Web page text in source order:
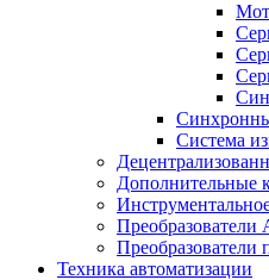
Система
Дополнительные
Преобразователи
Преобразователи
Техника автоматизации